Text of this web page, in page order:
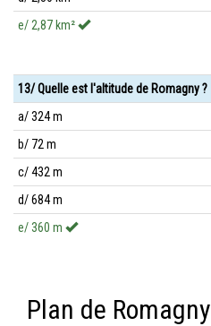
e/ 2,87 km²
13/ Quelle est l'altitude de Romagny ?
a/ 324 m
b/ 72 m
c/ 432 m
d/ 684 m
e/ 360 m
Plan de Romagny